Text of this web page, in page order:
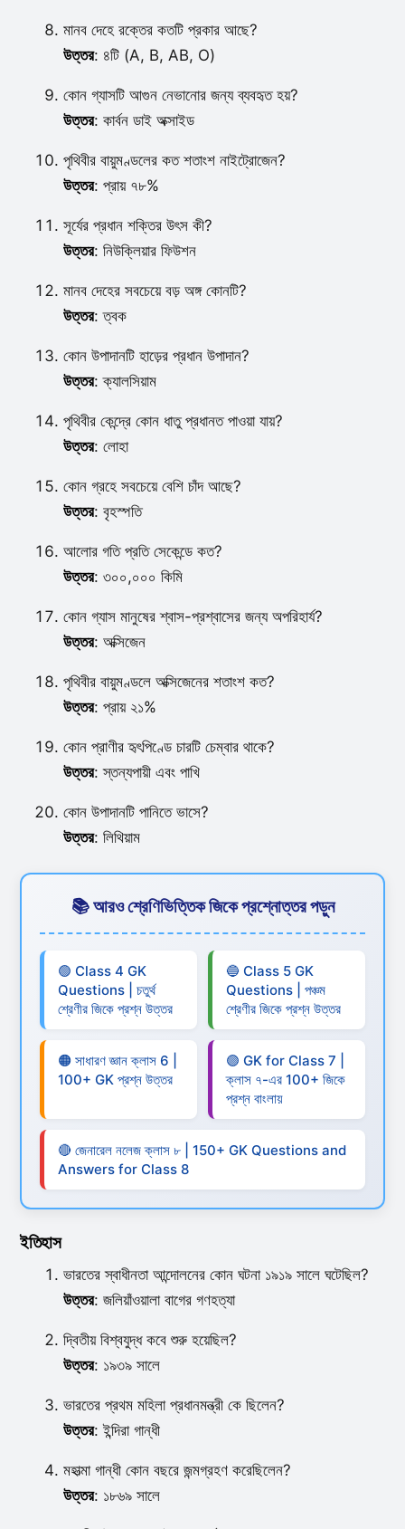
মানব দেহে রক্তের কতটি প্রকার আছে?
উত্তর: ৪টি (A, B, AB, O)
কোন গ্যাসটি আগুন নেভানোর জন্য ব্যবহৃত হয়?
উত্তর: কার্বন ডাই অক্সাইড
পৃথিবীর বায়ুমণ্ডলের কত শতাংশ নাইট্রোজেন?
উত্তর: প্রায় ৭৮%
সূর্যের প্রধান শক্তির উৎস কী?
উত্তর: নিউক্লিয়ার ফিউশন
মানব দেহের সবচেয়ে বড় অঙ্গ কোনটি?
উত্তর: ত্বক
কোন উপাদানটি হাড়ের প্রধান উপাদান?
উত্তর: ক্যালসিয়াম
পৃথিবীর কেন্দ্রে কোন ধাতু প্রধানত পাওয়া যায়?
উত্তর: লোহা
কোন গ্রহে সবচেয়ে বেশি চাঁদ আছে?
উত্তর: বৃহস্পতি
আলোর গতি প্রতি সেকেন্ডে কত?
উত্তর: ৩০০,০০০ কিমি
কোন গ্যাস মানুষের শ্বাস-প্রশ্বাসের জন্য অপরিহার্য?
উত্তর: অক্সিজেন
পৃথিবীর বায়ুমণ্ডলে অক্সিজেনের শতাংশ কত?
উত্তর: প্রায় ২১%
কোন প্রাণীর হৃৎপিণ্ডে চারটি চেম্বার থাকে?
উত্তর: স্তন্যপায়ী এবং পাখি
কোন উপাদানটি পানিতে ভাসে?
উত্তর: লিথিয়াম
📚 আরও শ্রেণিভিত্তিক জিকে প্রশ্নোত্তর পড়ুন
🟢 Class 4 GK
Questions | চতুর্থ
শ্রেণীর জিকে প্রশ্ন উত্তর
🔵 Class 5 GK
Questions | পঞ্চম
শ্রেণীর জিকে প্রশ্ন উত্তর
🟠 সাধারণ জ্ঞান ক্লাস 6 |
100+ GK প্রশ্ন উত্তর
🟣 GK for Class 7 |
ক্লাস ৭-এর 100+ জিকে
প্রশ্ন বাংলায়
🔴 জেনারেল নলেজ ক্লাস ৮ | 150+ GK Questions and
Answers for Class 8
ইতিহাস
ভারতের স্বাধীনতা আন্দোলনের কোন ঘটনা ১৯১৯ সালে ঘটেছিল?
উত্তর: জলিয়াঁওয়ালা বাগের গণহত্যা
দ্বিতীয় বিশ্বযুদ্ধ কবে শুরু হয়েছিল?
উত্তর: ১৯৩৯ সালে
ভারতের প্রথম মহিলা প্রধানমন্ত্রী কে ছিলেন?
উত্তর: ইন্দিরা গান্ধী
মহাত্মা গান্ধী কোন বছরে জন্মগ্রহণ করেছিলেন?
উত্তর: ১৮৬৯ সালে